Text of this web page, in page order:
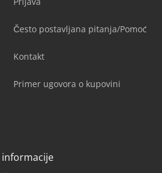
Često postavljana pitanja/Pomoć
Kontakt
Primer ugovora o kupovini
informacije